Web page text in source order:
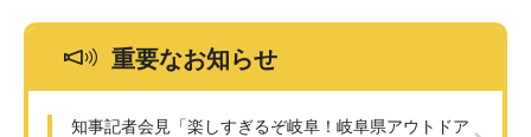
重要なお知らせ
知事記者会見「楽しすぎるぞ岐阜！岐阜県アウトドア